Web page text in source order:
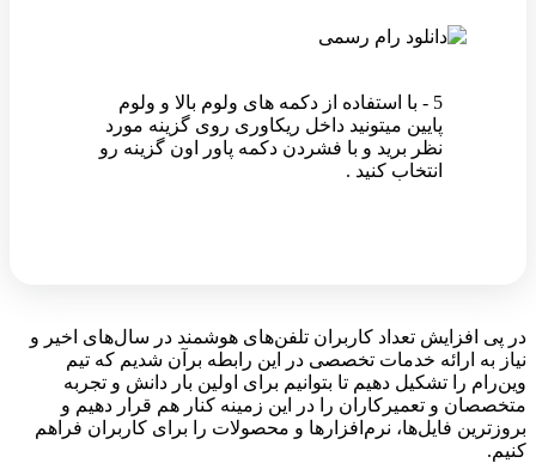
5 - با استفاده از دکمه های ولوم بالا و ولوم
پایین میتونید داخل ریکاوری روی گزینه مورد
نظر برید و با فشردن دکمه پاور اون گزینه رو
انتخاب کنید .
در پی افزایش تعداد کاربران تلفن‌های هوشمند در سال‌های اخیر و
نیاز به ارائه خدمات تخصصی در این رابطه برآن شدیم که تیم
وین‌رام را تشکیل دهیم تا بتوانیم برای اولین بار دانش و تجربه
متخصصان و تعمیرکاران را در این زمینه کنار هم قرار دهیم و
بروزترین فایل‌ها، نرم‌افزارها و محصولات را برای کاربران فراهم
کنیم.